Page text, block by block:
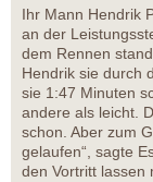
Ihr Mann Hendrik
an der
dem Rennen
Hendrik sie durch
sie 1:47 Minuten
andere als leicht.
schon. Aber zum
gelaufen“, sagte
den Vortritt lassen